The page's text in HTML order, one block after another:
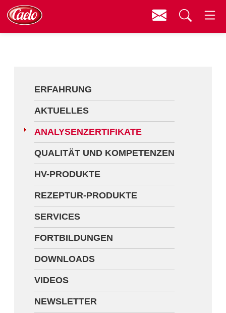
Qualität und Kompetenzen
HV-Produkte
Rezeptur-Produkte
Services
Fortbildungen
Videos
Newsletter
Ansprechpartner
ERFAHRUNG
AKTUELLES
ANALYSENZERTIFIKATE
QUALITÄT UND KOMPETENZEN
HV-PRODUKTE
REZEPTUR-PRODUKTE
SERVICES
FORTBILDUNGEN
DOWNLOADS
VIDEOS
NEWSLETTER